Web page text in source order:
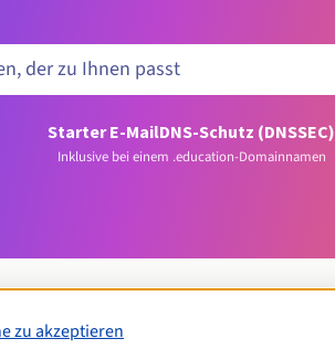
Starter E-MailDNS-Schutz (DNSSEC)
Inklusive bei einem .education-Domainnamen
zu akzeptieren